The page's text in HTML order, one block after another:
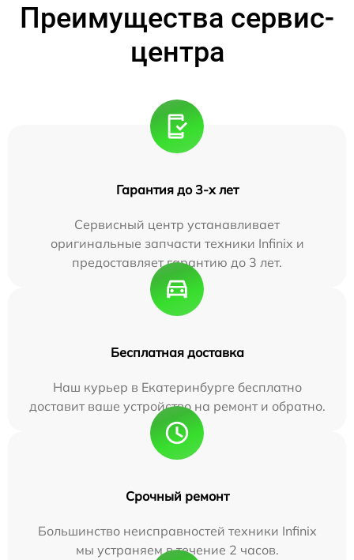
Преимущества сервис-
центра
Гарантия до 3-х лет
Сервисный центр устанавливает
оригинальные запчасти техники Infinix и
предоставляет гарантию до 3 лет.
Бесплатная доставка
Наш курьер в Екатеринбурге бесплатно
доставит ваше устройство на ремонт и обратно.
Срочный ремонт
Большинство неисправностей техники Infinix
мы устраняем в течение 2 часов.